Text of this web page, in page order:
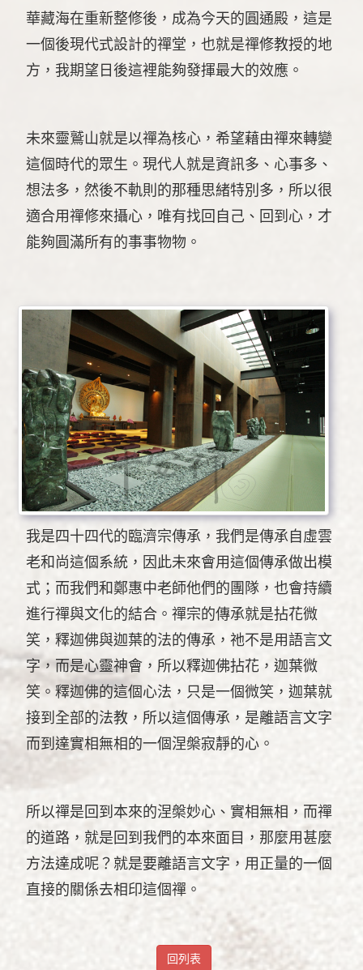
華藏海在重新整修後，成為今天的圓通殿，這是
一個後現代式設計的禪堂，也就是禪修教授的地
方，我期望日後這裡能夠發揮最大的效應。
未來靈鷲山就是以禪為核心，希望藉由禪來轉變
這個時代的眾生。現代人就是資訊多、心事多、
想法多，然後不軌則的那種思緒特別多，所以很
適合用禪修來攝心，唯有找回自己、回到心，才
能夠圓滿所有的事事物物。
我是四十四代的臨濟宗傳承，我們是傳承自虛雲
老和尚這個系統，因此未來會用這個傳承做出模
式；而我們和鄭惠中老師他們的團隊，也會持續
進行禪與文化的結合。禪宗的傳承就是拈花微
笑，釋迦佛與迦葉的法的傳承，祂不是用語言文
字，而是心靈神會，所以釋迦佛拈花，迦葉微
笑。釋迦佛的這個心法，只是一個微笑，迦葉就
接到全部的法教，所以這個傳承，是離語言文字
而到達實相無相的一個涅槃寂靜的心。
所以禪是回到本來的涅槃妙心、實相無相，而禪
的道路，就是回到我們的本來面目，那麼用甚麼
方法達成呢？就是要離語言文字，用正量的一個
直接的關係去相印這個禪。
回列表